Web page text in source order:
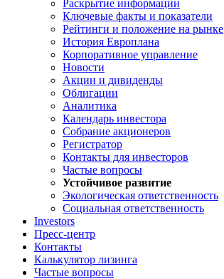
Раскрытие информации
Ключевые факты и показатели
Рейтинги и положение на рынке
История Европлана
Корпоративное управление
Новости
Акции и дивиденды
Облигации
Аналитика
Календарь инвестора
Собрание акционеров
Регистратор
Контакты для инвесторов
Частые вопросы
Устойчивое развитие
Экологическая ответственность
Социальная ответственность
Investors
Пресс-центр
Контакты
Калькулятор лизинга
Частые вопросы